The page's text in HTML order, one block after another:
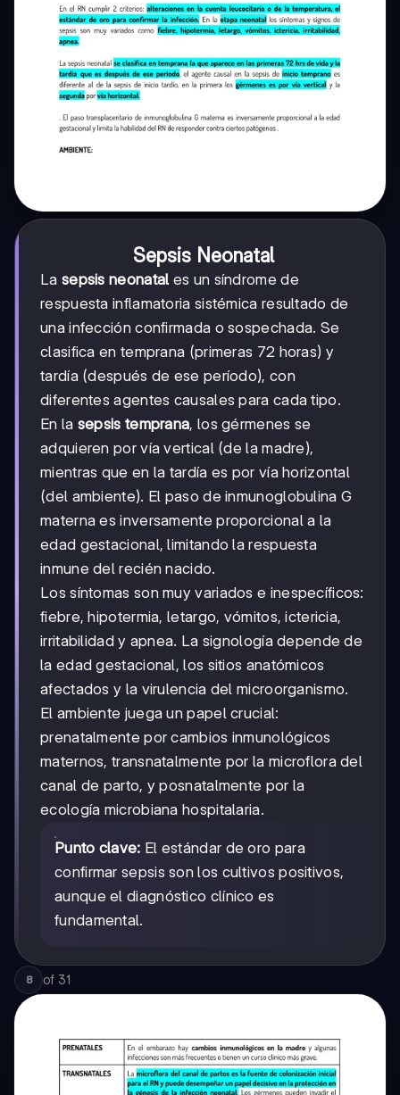
Sepsis Neonatal
La sepsis neonatal es un síndrome de
respuesta inflamatoria sistémica resultado de
una infección confirmada o sospechada. Se
clasifica en temprana (primeras 72 horas) y
tardía (después de ese período), con
diferentes agentes causales para cada tipo.
En la sepsis temprana, los gérmenes se
adquieren por vía vertical (de la madre),
mientras que en la tardía es por vía horizontal
(del ambiente). El paso de inmunoglobulina G
materna es inversamente proporcional a la
edad gestacional, limitando la respuesta
inmune del recién nacido.
Los síntomas son muy variados e inespecíficos:
fiebre, hipotermia, letargo, vómitos, ictericia,
irritabilidad y apnea. La signología depende de
la edad gestacional, los sitios anatómicos
afectados y la virulencia del microorganismo.
El ambiente juega un papel crucial:
prenatalmente por cambios inmunológicos
maternos, transnatalmente por la microflora del
canal de parto, y posnatalmente por la
ecología microbiana hospitalaria.
Punto clave: El estándar de oro para
confirmar sepsis son los cultivos positivos,
aunque el diagnóstico clínico es
fundamental.
8 of 31